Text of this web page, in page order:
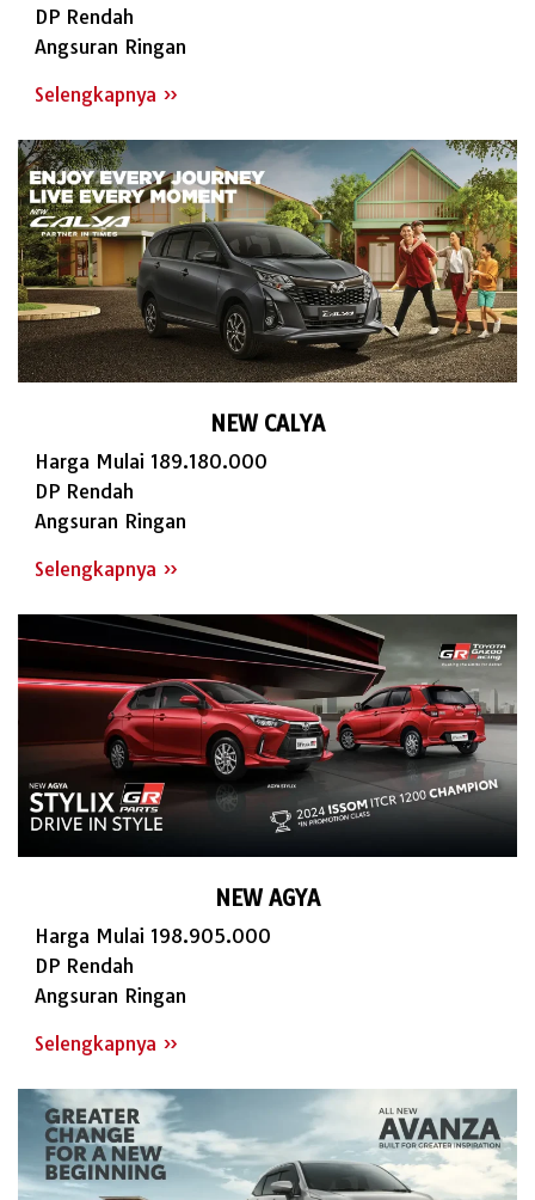
DP Rendah
Angsuran Ringan
Selengkapnya »
NEW CALYA
Harga Mulai 189.180.000
DP Rendah
Angsuran Ringan
Selengkapnya »
NEW AGYA
Harga Mulai 198.905.000
DP Rendah
Angsuran Ringan
Selengkapnya »